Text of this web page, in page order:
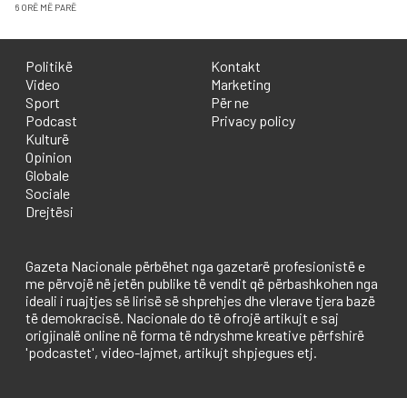
6 ORË MË PARË
Politikë
Video
Sport
Podcast
Kulturë
Opinion
Globale
Sociale
Drejtësi
Kontakt
Marketing
Për ne
Privacy policy
Gazeta Nacionale përbëhet nga gazetarë profesionistë e
me përvojë në jetën publike të vendit që përbashkohen nga
ideali i ruajtjes së lirisë së shprehjes dhe vlerave tjera bazë
të demokracisë. Nacionale do të ofrojë artikujt e saj
origjinalë online në forma të ndryshme kreative përfshirë
'podcastet', video-lajmet, artikujt shpjegues etj.